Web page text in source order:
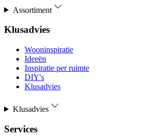
Assortiment
Klusadvies
Wooninspiratie
Ideeën
Inspiratie per ruimte
DIY's
Klusadvies
Klusadvies
Services